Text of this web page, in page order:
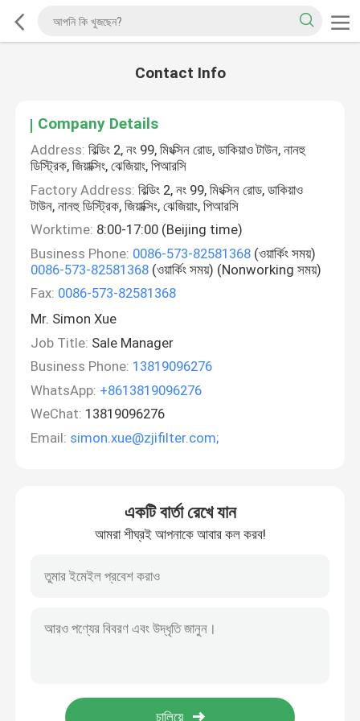
Contact Info
Company Details
Address: বিল্ডিং 2, নং 99, মিংক্সিন রোড, ডাকিয়াও টাউন, নানহু
ডিস্ট্রিক, জিয়াক্সিং, ঝেজিয়াং, পিআরসি
Factory Address: বিল্ডিং 2, নং 99, মিংক্সিন রোড, ডাকিয়াও
টাউন, নানহু ডিস্ট্রিক, জিয়াক্সিং, ঝেজিয়াং, পিআরসি
Worktime: 8:00-17:00 (Beijing time)
Business Phone: 0086-573-82581368 (ওয়ার্কিং সময়)
0086-573-82581368 (ওয়ার্কিং সময়) (Nonworking সময়)
Fax: 0086-573-82581368
Mr. Simon Xue
Job Title: Sale Manager
Business Phone: 13819096276
WhatsApp: +8613819096276
WeChat: 13819096276
Email: simon.xue@zjifilter.com;
একটি বার্তা রেখে যান
আমরা শীঘ্রই আপনাকে আবার কল করব!